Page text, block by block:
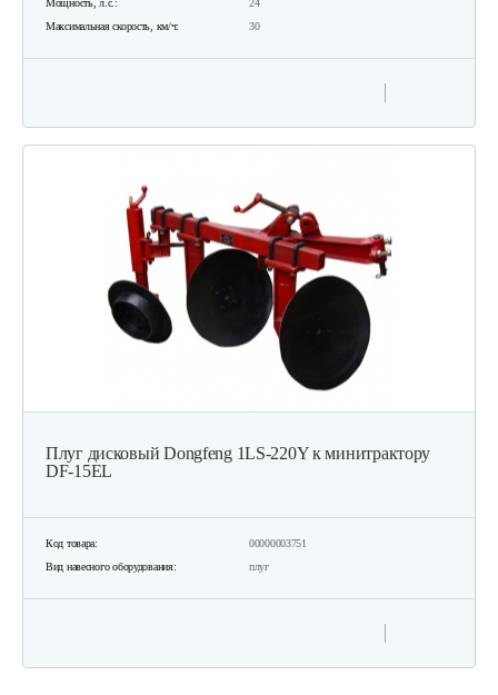
Мощность, л.с.:
24
Максимальная скорость, км/ч:
30
Плуг дисковый Dongfeng 1LS-220Y к минитрактору
DF-15EL
Код товара:
00000003751
Вид навесного оборудования:
плуг